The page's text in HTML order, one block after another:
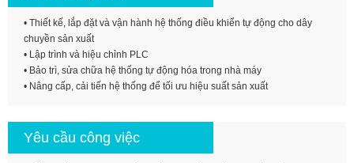
• Thiết kế, lắp đặt và vận hành hệ thống điều khiển tự động cho dây
chuyền sản xuất
• Lập trình và hiệu chỉnh PLC
• Bảo trì, sửa chữa hệ thống tự động hóa trong nhà máy
• Nâng cấp, cải tiến hệ thống để tối ưu hiệu suất sản xuất
Yêu cầu công việc